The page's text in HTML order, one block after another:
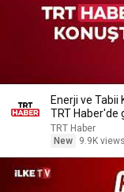
Enerji ve Tabii
TRT Haber'de
TRT Haber
New
9.9K views